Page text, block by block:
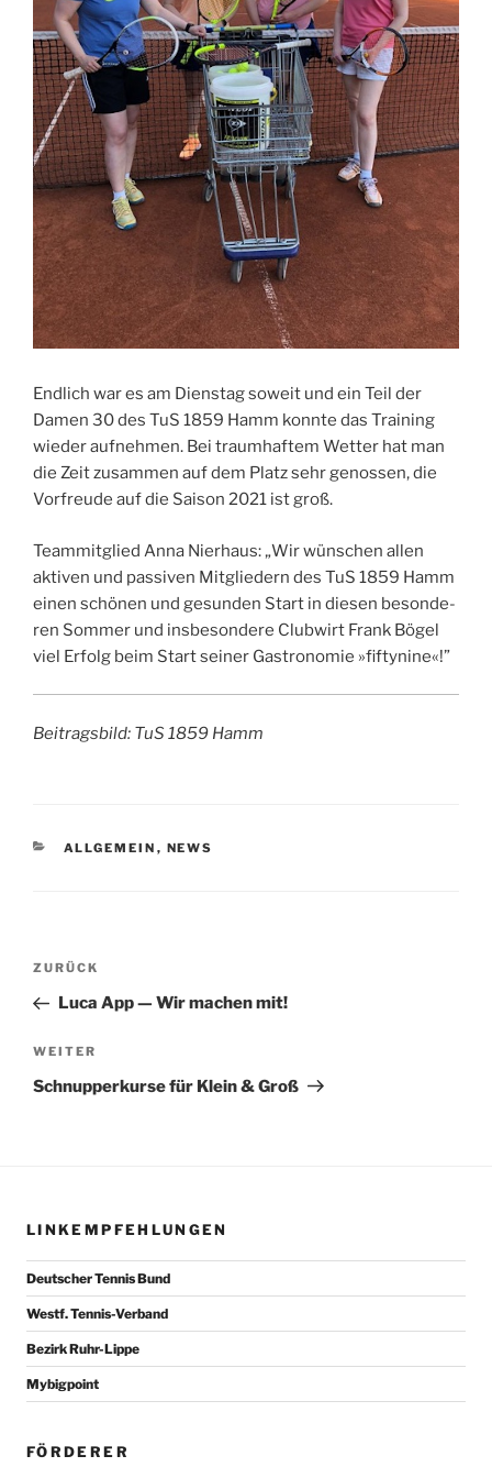
End­lich war es am Diens­tag soweit und ein Teil der
Damen 30 des TuS 1859 Hamm konn­te das Trai­ning
wie­der auf­neh­men. Bei traum­haf­tem Wet­ter hat man
die Zeit zusam­men auf dem Platz sehr genos­sen, die
Vor­freu­de auf die Sai­son 2021 ist groß.
Team­mit­glied Anna Nier­haus: „Wir wün­schen allen
akti­ven und pas­si­ven Mit­glie­dern des TuS 1859 Hamm
einen schö­nen und gesun­den Start in die­sen beson­de­
ren Som­mer und ins­be­son­de­re Club­wirt Frank Bögel
viel Erfolg beim Start sei­ner Gas­tro­no­mie »fif­ty­ni­ne«!”
Bei­trags­bild: TuS 1859 Hamm
KATEGORIEN
ALLGEMEIN , NEWS
Beitragsnavigation
Vorheriger
Beitrag
ZURÜCK
Luca App — Wir machen mit!
Nächster
Beitrag
WEITER
Schnupperkurse für Klein & Groß
LINKEMPFEHLUNGEN
Deutscher Tennis Bund
Westf. Tennis-Verband
Bezirk Ruhr-Lippe
Mybigpoint
FÖRDERER